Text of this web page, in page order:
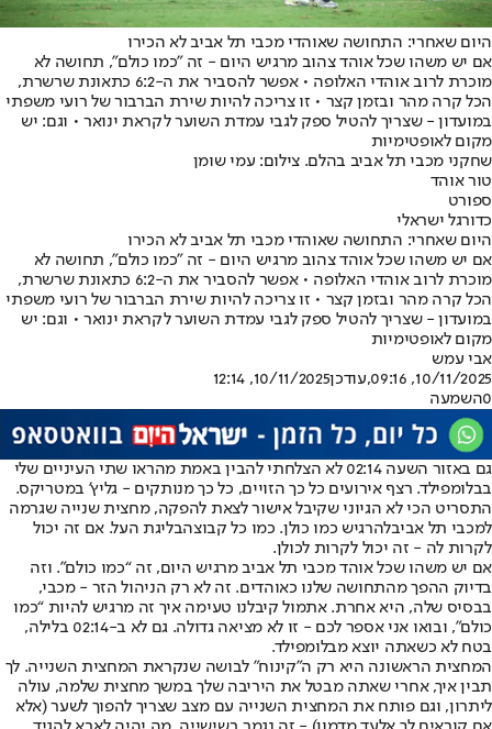
היום שאחרי: התחושה שאוהדי מכבי תל אביב לא הכירו
אם יש משהו שכל אוהד צהוב מרגיש היום - זה "כמו כולם", תחושה לא
מוכרת לרוב אוהדי האלופה • אפשר להסביר את ה-6:2 כתאונת שרשרת,
הכל קרה מהר ובזמן קצר • זו צריכה להיות שירת הברבור של רועי משפתי
במועדון - שצריך להטיל ספק לגבי עמדת השוער לקראת ינואר • וגם: יש
מקום לאופטימיות
שחקני מכבי תל אביב בהלם. צילום: עמי שומן
טור אוהד
ספורט
כדורגל ישראלי
היום שאחרי: התחושה שאוהדי מכבי תל אביב לא הכירו
אם יש משהו שכל אוהד צהוב מרגיש היום - זה "כמו כולם", תחושה לא
מוכרת לרוב אוהדי האלופה • אפשר להסביר את ה-6:2 כתאונת שרשרת,
הכל קרה מהר ובזמן קצר • זו צריכה להיות שירת הברבור של רועי משפתי
במועדון - שצריך להטיל ספק לגבי עמדת השוער לקראת ינואר • וגם: יש
מקום לאופטימיות
אבי עמש
10/11/2025, 09:16
,עודכן10/11/2025, 12:14
0השמעה
גם באזור השעה 02:14 לא הצלחתי להבין באמת מה
ראו שתי העיניים שלי
בבלומפילד. רצף אירועים כל כך הזויים, כל כך מנותקים - גליץ’ במטריקס.
התסריט הכי לא הגיוני שקיבל אישור לצאת להפקה, מחצית שנייה שגרמה
למכבי תל אביבלהרגיש כמו כולן. כמו כל קבוצהבליגת העל. אם זה יכול
לקרות לה - זה יכול לקרות לכולן.
אם יש משהו שכל אוהד מכבי תל אביב מרגיש היום, זה “כמו כולם”. וזה
בדיוק ההפך מהתחושה שלנו כאוהדים. זה לא רק הניהול הזר - מכבי,
בבסיס שלה, היא אחרת. אתמול קיבלנו טעימה איך זה מרגיש להיות “כמו
כולם”, ובואו אני אספר לכם - זו לא מציאה גדולה. גם לא ב-02:14 בלילה,
בטח לא כשאתה יוצא מבלומפילד.
המחצית הראשונה היא רק ה"קינוח" לבושה שנקראת המחצית השנייה. לך
תבין איך, אחרי שאתה מבטל את היריבה שלך במשך מחצית שלמה, עולה
ליתרון, וגם פותח את המחצית השנייה עם מצב שצריך להפוך לשער (אלא